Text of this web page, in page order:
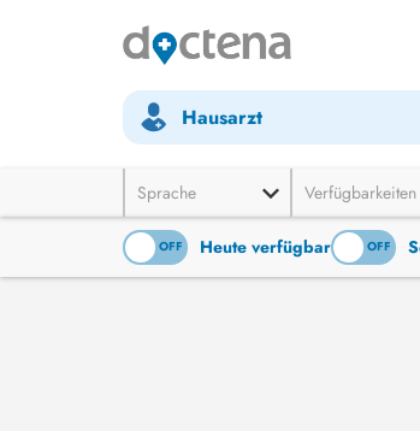
Hausarzt
Sprache Verfügbarkeiten
OFF Heute verfügbar
ON OFF